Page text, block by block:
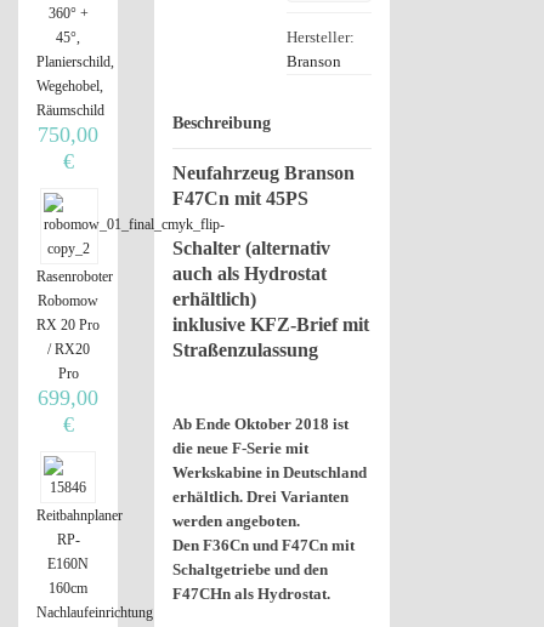
Hersteller:
Branson
Beschreibung
Neufahrzeug Branson
F47Cn mit 45PS
Schalter (alternativ
auch als Hydrostat
erhältlich)
inklusive KFZ-Brief mit
Straßenzulassung
Ab Ende Oktober 2018 ist
die neue F-Serie mit
Werkskabine in Deutschland
erhältlich. Drei Varianten
werden angeboten.
Den F36Cn und F47Cn mit
Schaltgetriebe und den
F47CHn als Hydrostat.
360° +
45°,
Planierschild,
Wegehobel,
Räumschild
750,00
€
Rasenroboter
Robomow
RX 20 Pro
/ RX20
Pro
699,00
€
Reitbahnplaner
RP-
E160N
160cm
Nachlaufeinrichtung